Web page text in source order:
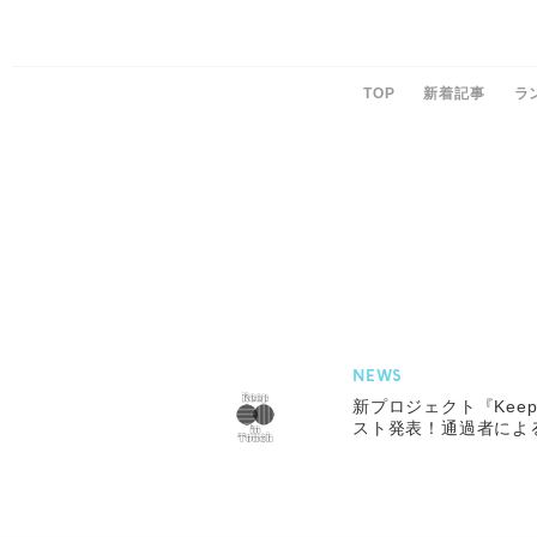
TOP 新着記事 ラ
NEWS
新プロジェクト『
スト発表！通過者に